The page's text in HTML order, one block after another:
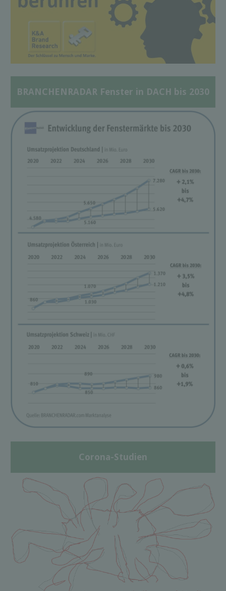
BRANCHENRADAR Fenster in DACH bis 2030
Corona-Studien